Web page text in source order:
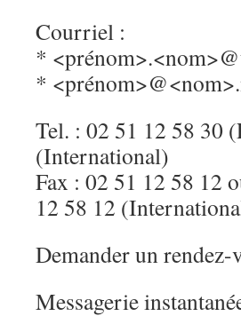
Courriel :
*
*
Tel. : 02 51 12 58 30
(International)
Fax : 02 51 12 58 12
12 58 12
Demander un rendez-
Messagerie